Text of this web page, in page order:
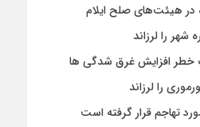
خطر افزایش غرق شدگی ها